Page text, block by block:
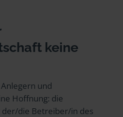
keine
und
Hoffnung: die
die Betreiber/in des